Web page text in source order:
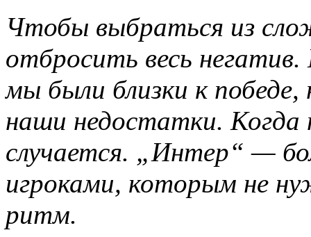
Чтобы выбраться из
отбросить весь
мы были близки к
наши недостатки. Когда
случается. „Интер“ —
игроками, которым не
ритм.